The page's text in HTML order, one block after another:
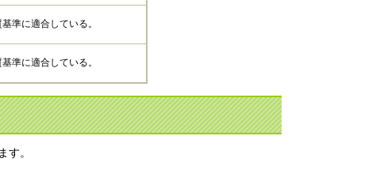
準に適合している。
準に適合している。
す。